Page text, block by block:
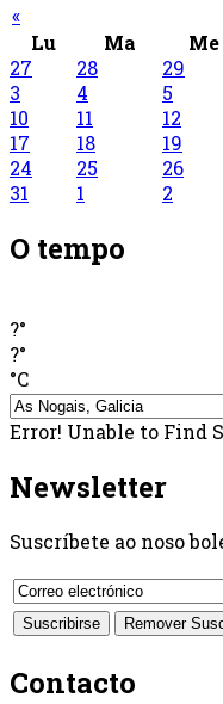
«
Lu
Ma Me
27
28 29
3
4 5
10
11 12
17
18 19
24
25 26
31
1 2
O tempo
?°
?°
°C
Error! Unable to Find
Newsletter
Suscríbete ao noso
Contacto